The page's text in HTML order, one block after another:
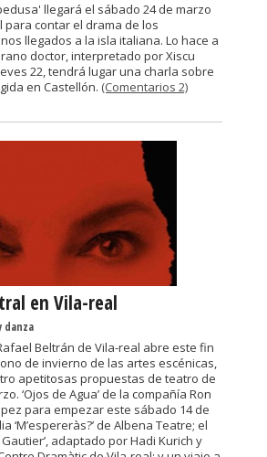
llegará el sábado 24 de marzo
para contar el drama de los
llegados a la isla italiana. Lo hace a
doctor, interpretado por Xiscu
22, tendrá lugar una charla sobre
en Castellón. (Comentarios 2)
en Vila-real
danza
Beltrán de Vila-real abre este fin
de invierno de las artes escénicas,
apetitosas propuestas de teatro de
‘Ojos de Agua’ de la compañía Ron
para empezar este sábado 14 de
‘M’espereràs?’ de Albena Teatre; el
adaptado por Hadi Kurich y